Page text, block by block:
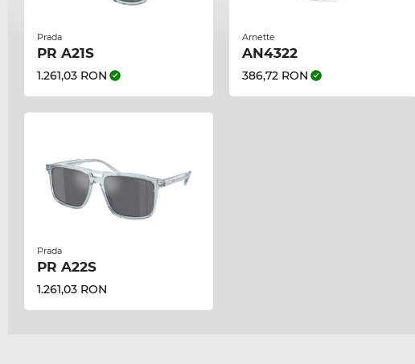
Prada
PR A21S
1.261,03 RON
Arnette
AN4322
386,72 RON
Prada
PR A22S
1.261,03 RON